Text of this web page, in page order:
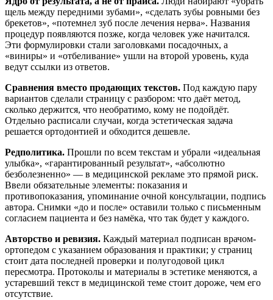
щель между передними зубами», «сделать зубы ровными без
брекетов», «потемнел зуб после лечения нерва». Названия
процедур появляются позже, когда человек уже начитался.
Эти формулировки стали заголовками посадочных, а
«виниры» и «отбеливание» ушли на второй уровень, куда
ведут ссылки из ответов.
Сравнения вместо продающих текстов. Под каждую пару
вариантов сделали страницу с разбором: что даёт метод,
сколько держится, что необратимо, кому не подойдёт.
Отдельно расписали случаи, когда эстетическая задача
решается ортодонтией и обходится дешевле.
Редполитика. Прошли по всем текстам и убрали «идеальная
улыбка», «гарантированный результат», «абсолютно
безболезненно» — в медицинской рекламе это прямой риск.
Ввели обязательные элементы: показания и
противопоказания, упоминание очной консультации, подпись
автора. Снимки «до и после» оставили только с письменным
согласием пациента и без намёка, что так будет у каждого.
Авторство и ревизия. Каждый материал подписан врачом-
ортопедом с указанием образования и практики; у страниц
стоит дата последней проверки и полугодовой цикл
пересмотра. Протоколы и материалы в эстетике меняются, а
устаревший текст в медицинской теме стоит дороже, чем его
отсутствие.